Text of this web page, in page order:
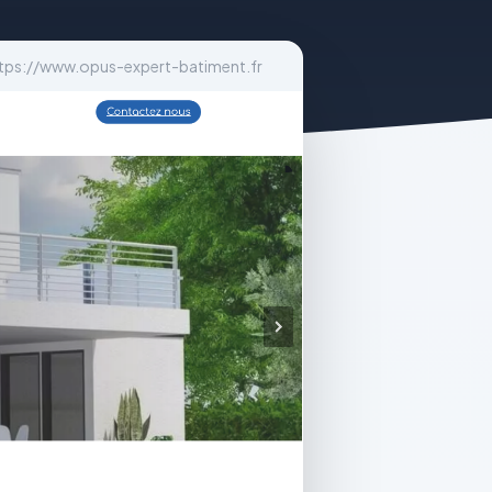
www.opus-expert-batiment.fr